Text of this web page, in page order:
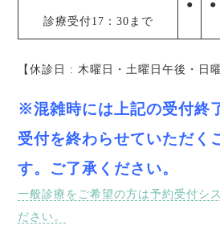
診療受付17：30まで
● ●
【休診日 : 木曜日・土曜日午後・日
※混雑時には上記の受付終
受付を終わらせていただく
す。ご了承ください。
一般診療をご希望の方は予約受付シ
ださい。